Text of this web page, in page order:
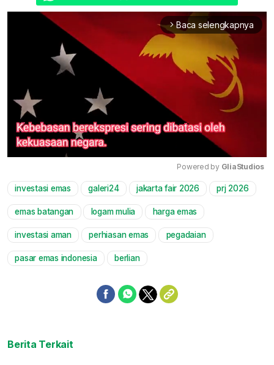
arrow_forward_ios Baca selengkapnya
Mute
Powered by GliaStudios
investasi emas galeri24 jakarta fair 2026 prj 2026
emas batangan logam mulia harga emas
investasi aman perhiasan emas pegadaian
pasar emas indonesia berlian
Berita Terkait